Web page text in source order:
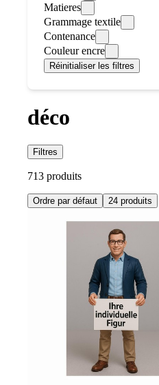
Matieres
Grammage textile
Contenance
Couleur encre
Réinitialiser les filtres
déco
Filtres
713 produits
Ordre par défaut 24 produits